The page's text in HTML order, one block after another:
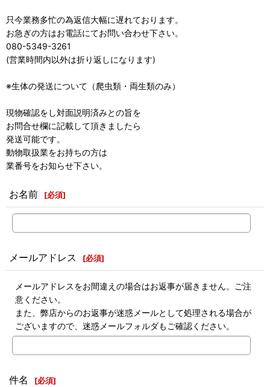
只今業務多忙の為返信大幅に遅れております。
お急ぎの方はお電話にてお問い合わせ下さい。
080-5349-3261
(営業時間内以外は折り返しになります)
※生体の発送について（爬虫類・両生類のみ）
現物確認をし対面説明済みとの旨を
お問合せ欄に記載して頂きましたら
発送可能です。
動物取扱業をお持ちの方は
業番号をお知らせ下さい。
お名前 [必須]
メールアドレス [必須]
メールアドレスをお間違えの場合はお返事が届きません。ご注
意ください。
また、弊店からのお返事が迷惑メールとして処理される場合が
ございますので、迷惑メールフォルダもご確認ください。
件名 [必須]